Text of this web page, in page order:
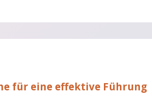
für eine effektive Führung